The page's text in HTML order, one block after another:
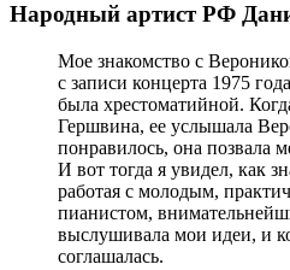
Народный артист РФ
Мое знакомство с
с записи концерта 1975
была хрестоматийной.
Гершвина, ее услышала
понравилось, она позвала
И вот тогда я увидел, как
работая с молодым,
пианистом,
выслушивала мои идеи, и
соглашалась.